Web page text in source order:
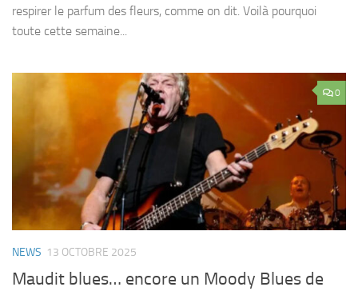
respirer le parfum des fleurs, comme on dit. Voilà pourquoi
toute cette semaine...
0
NEWS 13 OCTOBRE 2025
Maudit blues… encore un Moody Blues de